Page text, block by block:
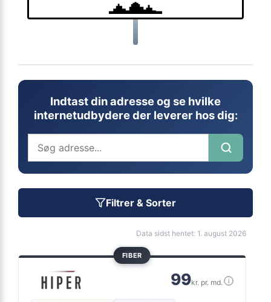
Indtast din adresse og se hvilke
internetudbydere der leverer hos dig:
Filtrer & Sorter
Data sidst hentet: 1. august 2026
FIBER
99kr. pr. md. i